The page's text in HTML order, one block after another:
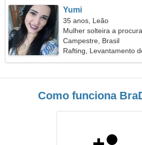
Yumi
35 anos, Leão
Mulher solteira a
Campestre, Brasil
Rafting, Levantamento
Como funciona